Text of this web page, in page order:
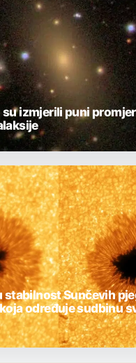
izmjerili puni
stabilnost Sunčevih
određuje sudbinu